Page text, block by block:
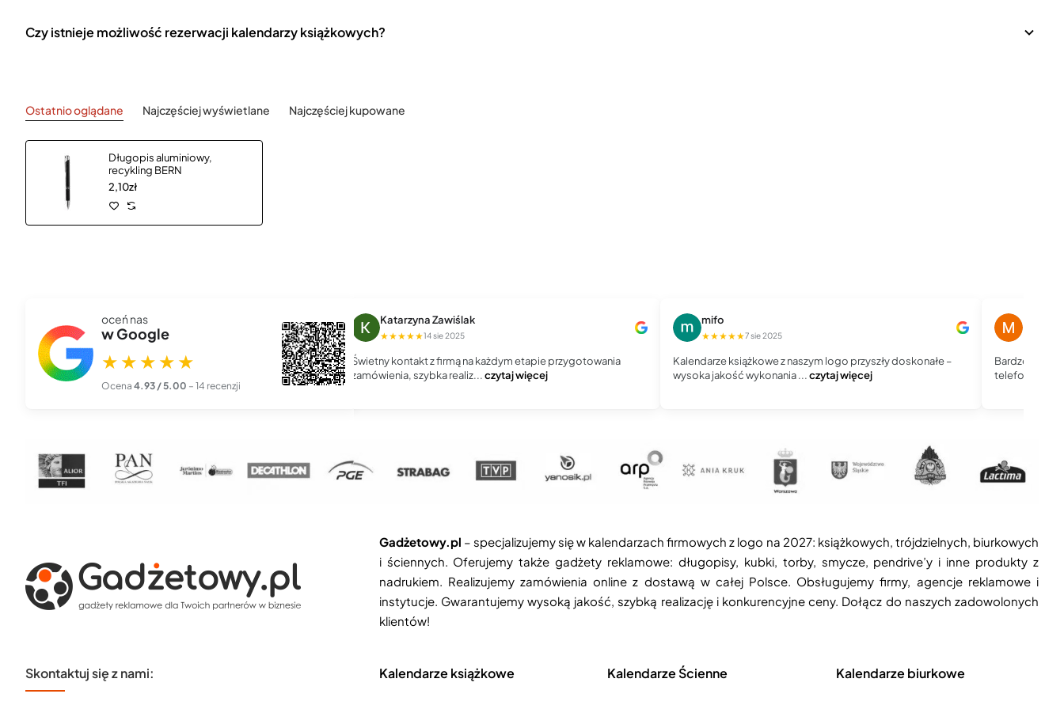
Czy istnieje możliwość rezerwacji kalendarzy książkowych?
Ostatnio oglądane Najczęściej wyświetlane Najczęściej kupowane
Długopis aluminiowy,
recykling BERN
2,10zł
oceń nas
w Google
★★★★★
Ocena 4.93 / 5.00 – 14 recenzji
szef00l 666
★★★★★27 lis 2025
Piękna, profesjonalna robota. Zamówiłem kalendarze z logo
firmy i przyszły dokła...
Katarzyna Zawiślak
★★★★★14 sie 2025
Świetny kontakt z firmą na każdym etapie przygotowania
zamówienia, szybka realiz...czytaj więcej
mifo
★★★★★7 sie 2025
Kalendarze książkowe z naszym logo przyszły doskonałe –
wysoka jakość wykonania ...czytaj więcej
Bardzo dobry
telefoniczny,
Gadżetowy.pl – specjalizujemy się w kalendarzach firmowych z logo na 2027: książkowych, trójdzielnych, biurkowych
i ściennych. Oferujemy także gadżety reklamowe: długopisy, kubki, torby, smycze, pendrive’y i inne produkty z
nadrukiem. Realizujemy zamówienia online z dostawą w całej Polsce. Obsługujemy firmy, agencje reklamowe i
instytucje. Gwarantujemy wysoką jakość, szybką realizację i konkurencyjne ceny. Dołącz do naszych zadowolonych
klientów!
Skontaktuj się z nami: Kalendarze książkowe Kalendarze Ścienne Kalendarze biurkowe